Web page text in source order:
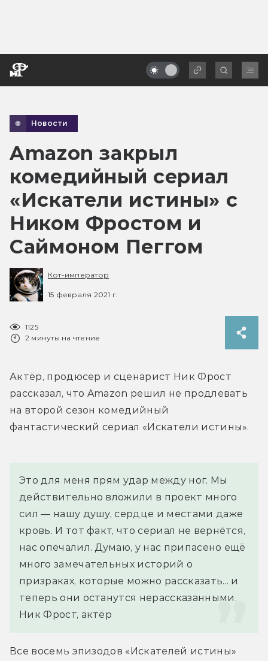
Новости
Amazon закрыл
комедийный сериал
«Искатели истины» с
Ником Фростом и
Саймоном Пеггом
Кот-император
15 февраля 2021 г.
1125
2 минуты на чтение
Актёр, продюсер и сценарист Ник Фрост
рассказал, что Amazon решил не продлевать
на второй сезон комедийный
фантастический сериал «Искатели истины».
Это для меня прям удар между ног. Мы
действительно вложили в проект много
сил — нашу душу, сердце и местами даже
кровь. И тот факт, что сериал не вернётся,
нас опечалил. Думаю, у нас припасено ещё
много замечательных историй о
призраках, которые можно рассказать... и
теперь они останутся нерассказанными.
Ник Фрост, актёр
Все восемь эпизодов «Искателей истины»